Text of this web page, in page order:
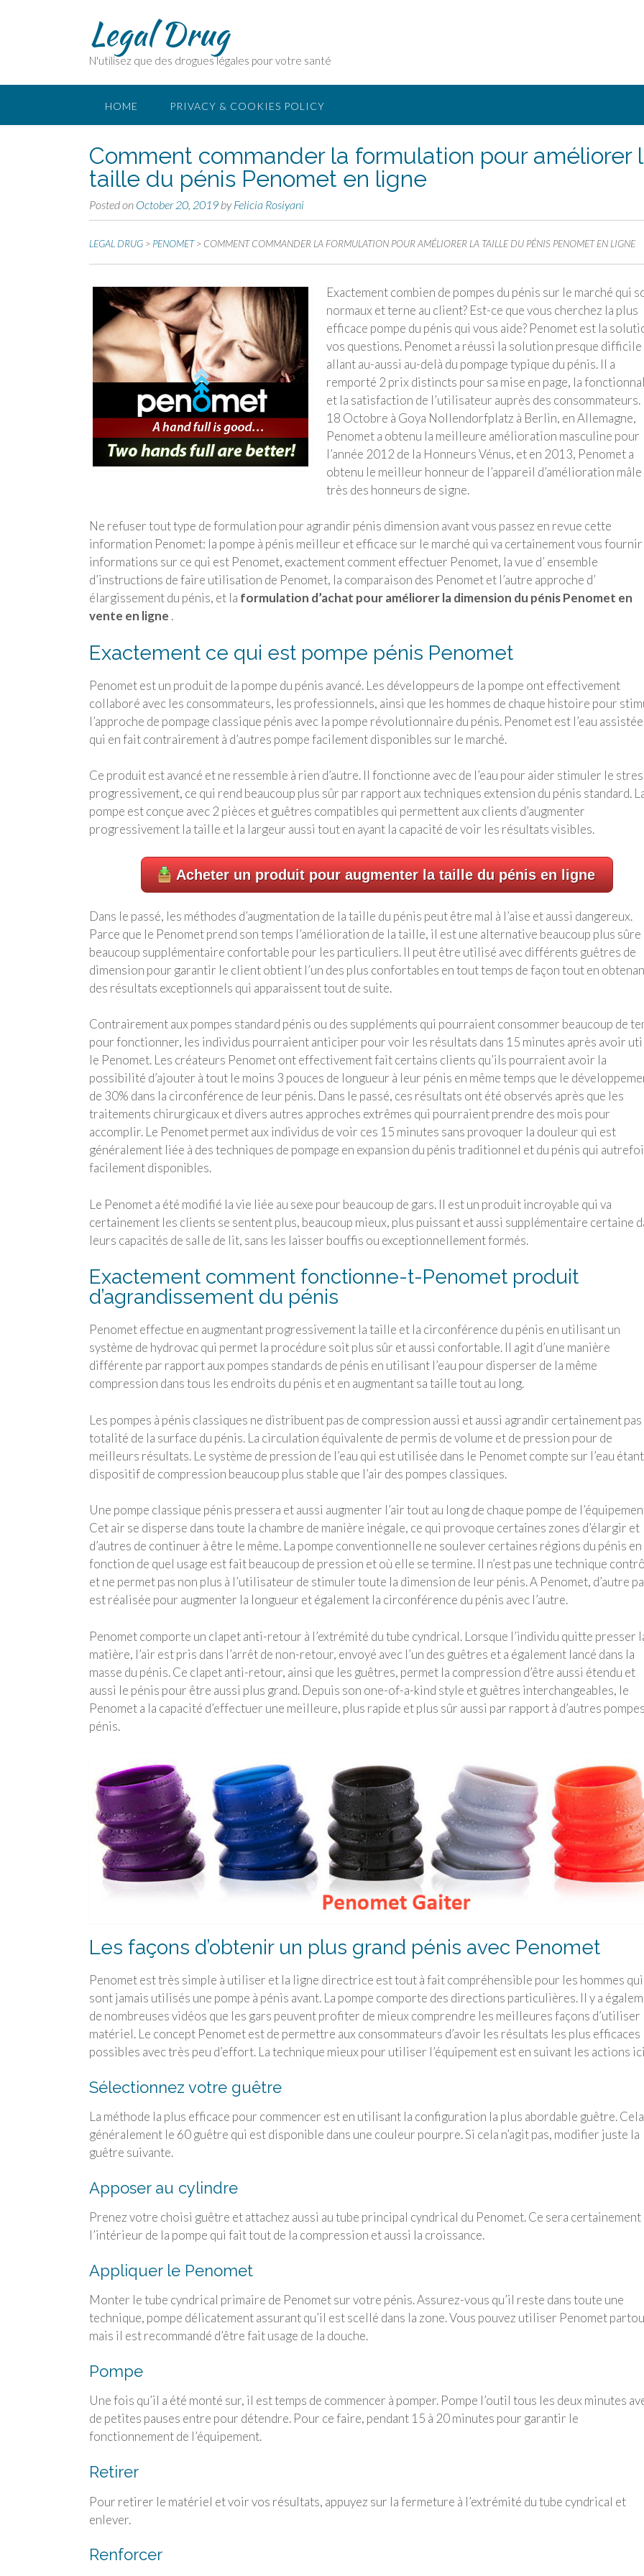
Legal Drug
N'utilisez que des drogues légales pour votre santé
HOME PRIVACY & COOKIES POLICY
Comment commander la formulation pour améliorer
taille du pénis Penomet en ligne
Posted on October 20, 2019 byFelicia Rosiyani
LEGAL DRUG > PENOMET > COMMENT COMMANDER LA FORMULATION POUR AMÉLIORER LA TAILLE DU PÉNIS PENOMET EN LIGNE
Exactement combien de pompes du pénis sur le marché qui
normaux et terne au client? Est-ce que vous cherchez la plus
efficace pompe du pénis qui vous aide? Penomet est la
vos questions. Penomet a réussi la solution presque difficile
allant au-aussi au-delà du pompage typique du pénis. Il a
remporté 2 prix distincts pour sa mise en page, la
et la satisfaction de l’utilisateur auprès des consommateurs.
18 Octobre à Goya Nollendorfplatz à Berlin, en Allemagne,
Penomet a obtenu la meilleure amélioration masculine pour
l’année 2012 de la Honneurs Vénus, et en 2013, Penomet a
obtenu le meilleur honneur de l’appareil d’amélioration mâle
très des honneurs de signe.
Ne refuser tout type de formulation pour agrandir pénis dimension avant vous passez en revue cette
information Penomet: la pompe à pénis meilleur et efficace sur le marché qui va certainement vous
informations sur ce qui est Penomet, exactement comment effectuer Penomet, la vue d’ ensemble
d’instructions de faire utilisation de Penomet, la comparaison des Penomet et l’autre approche d’
élargissement du pénis, et la formulation d’achat pour améliorer la dimension du pénis Penomet en
vente en ligne .
Exactement ce qui est pompe pénis Penomet
Penomet est un produit de la pompe du pénis avancé. Les développeurs de la pompe ont effectivement
collaboré avec les consommateurs, les professionnels, ainsi que les hommes de chaque histoire pour
l’approche de pompage classique pénis avec la pompe révolutionnaire du pénis. Penomet est l’eau
qui en fait contrairement à d’autres pompe facilement disponibles sur le marché.
Ce produit est avancé et ne ressemble à rien d’autre. Il fonctionne avec de l’eau pour aider stimuler le
progressivement, ce qui rend beaucoup plus sûr par rapport aux techniques extension du pénis standard.
pompe est conçue avec 2 pièces et guêtres compatibles qui permettent aux clients d’augmenter
progressivement la taille et la largeur aussi tout en ayant la capacité de voir les résultats visibles.
Acheter un produit pour augmenter la taille du pénis en ligne
Dans le passé, les méthodes d’augmentation de la taille du pénis peut être mal à l’aise et aussi dangereux.
Parce que le Penomet prend son temps l’amélioration de la taille, il est une alternative beaucoup plus sûre
beaucoup supplémentaire confortable pour les particuliers. Il peut être utilisé avec différents guêtres de
dimension pour garantir le client obtient l’un des plus confortables en tout temps de façon tout en
des résultats exceptionnels qui apparaissent tout de suite.
Contrairement aux pompes standard pénis ou des suppléments qui pourraient consommer beaucoup de
pour fonctionner, les individus pourraient anticiper pour voir les résultats dans 15 minutes après avoir
le Penomet. Les créateurs Penomet ont effectivement fait certains clients qu’ils pourraient avoir la
possibilité d’ajouter à tout le moins 3 pouces de longueur à leur pénis en même temps que le
de 30% dans la circonférence de leur pénis. Dans le passé, ces résultats ont été observés après que les
traitements chirurgicaux et divers autres approches extrêmes qui pourraient prendre des mois pour
accomplir. Le Penomet permet aux individus de voir ces 15 minutes sans provoquer la douleur qui est
généralement liée à des techniques de pompage en expansion du pénis traditionnel et du pénis qui
facilement disponibles.
Le Penomet a été modifié la vie liée au sexe pour beaucoup de gars. Il est un produit incroyable qui va
certainement les clients se sentent plus, beaucoup mieux, plus puissant et aussi supplémentaire certaine
leurs capacités de salle de lit, sans les laisser bouffis ou exceptionnellement formés.
Exactement comment fonctionne-t-Penomet produit
d’agrandissement du pénis
Penomet effectue en augmentant progressivement la taille et la circonférence du pénis en utilisant un
système de hydrovac qui permet la procédure soit plus sûr et aussi confortable. Il agit d’une manière
différente par rapport aux pompes standards de pénis en utilisant l’eau pour disperser de la même
compression dans tous les endroits du pénis et en augmentant sa taille tout au long.
Les pompes à pénis classiques ne distribuent pas de compression aussi et aussi agrandir certainement pas
totalité de la surface du pénis. La circulation équivalente de permis de volume et de pression pour de
meilleurs résultats. Le système de pression de l’eau qui est utilisée dans le Penomet compte sur l’eau
dispositif de compression beaucoup plus stable que l’air des pompes classiques.
Une pompe classique pénis pressera et aussi augmenter l’air tout au long de chaque pompe de
Cet air se disperse dans toute la chambre de manière inégale, ce qui provoque certaines zones d’élargir et
d’autres de continuer à être le même. La pompe conventionnelle ne soulever certaines régions du pénis en
fonction de quel usage est fait beaucoup de pression et où elle se termine. Il n’est pas une technique
et ne permet pas non plus à l’utilisateur de stimuler toute la dimension de leur pénis. A Penomet, d’autre
est réalisée pour augmenter la longueur et également la circonférence du pénis avec l’autre.
Penomet comporte un clapet anti-retour à l’extrémité du tube cyndrical. Lorsque l’individu quitte presser
matière, l’air est pris dans l’arrêt de non-retour, envoyé avec l’un des guêtres et a également lancé dans la
masse du pénis. Ce clapet anti-retour, ainsi que les guêtres, permet la compression d’être aussi étendu et
aussi le pénis pour être aussi plus grand. Depuis son one-of-a-kind style et guêtres interchangeables, le
Penomet a la capacité d’effectuer une meilleure, plus rapide et plus sûr aussi par rapport à d’autres
pénis.
Les façons d’obtenir un plus grand pénis avec Penomet
Penomet est très simple à utiliser et la ligne directrice est tout à fait compréhensible pour les hommes
sont jamais utilisés une pompe à pénis avant. La pompe comporte des directions particulières. Il y a
de nombreuses vidéos que les gars peuvent profiter de mieux comprendre les meilleures façons d’utiliser
matériel. Le concept Penomet est de permettre aux consommateurs d’avoir les résultats les plus efficaces
possibles avec très peu d’effort. La technique mieux pour utiliser l’équipement est en suivant les actions
Sélectionnez votre guêtre
La méthode la plus efficace pour commencer est en utilisant la configuration la plus abordable guêtre.
généralement le 60 guêtre qui est disponible dans une couleur pourpre. Si cela n’agit pas, modifier juste la
guêtre suivante.
Apposer au cylindre
Prenez votre choisi guêtre et attachez aussi au tube principal cyndrical du Penomet. Ce sera certainement
l’intérieur de la pompe qui fait tout de la compression et aussi la croissance.
Appliquer le Penomet
Monter le tube cyndrical primaire de Penomet sur votre pénis. Assurez-vous qu’il reste dans toute une
technique, pompe délicatement assurant qu’il est scellé dans la zone. Vous pouvez utiliser Penomet
mais il est recommandé d’être fait usage de la douche.
Pompe
Une fois qu’il a été monté sur, il est temps de commencer à pomper. Pompe l’outil tous les deux minutes
de petites pauses entre pour détendre. Pour ce faire, pendant 15 à 20 minutes pour garantir le
fonctionnement de l’équipement.
Retirer
Pour retirer le matériel et voir vos résultats, appuyez sur la fermeture à l’extrémité du tube cyndrical et
enlever.
Renforcer